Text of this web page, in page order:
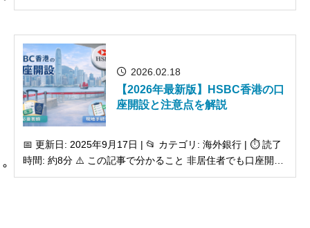
ーネットバンキングへログインしています。 そんな中、本日
sorry, we're unable to load ...
2026.02.18
【2026年最新版】HSBC香港の口
座開設と注意点を解説
📅 更新日: 2025年9月17日 | 📂 カテゴリ: 海外銀行 | ⏱️ 読了
時間: 約8分 ⚠️ この記事で分かること 非居住者でも口座開設
は可能か？：条件と審査基準...